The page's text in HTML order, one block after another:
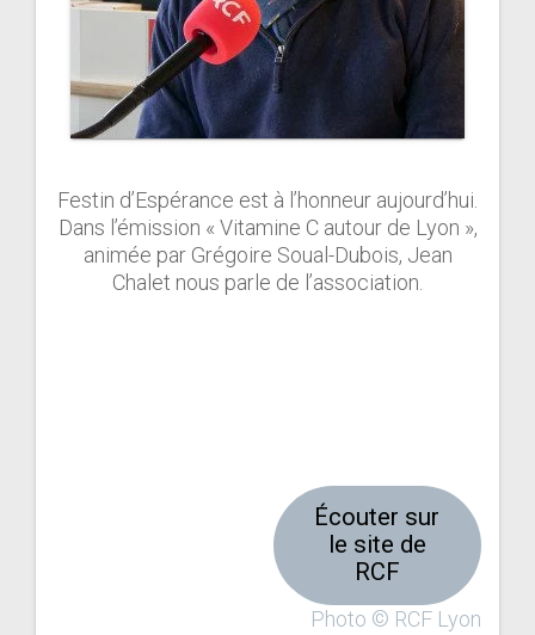
Festin d’Espérance est à l’honneur aujourd’hui.
Dans l’émission « Vitamine C autour de Lyon »,
animée par Grégoire Soual-Dubois, Jean
Chalet nous parle de l’association.
Écouter sur
le site de
RCF
Photo © RCF Lyon